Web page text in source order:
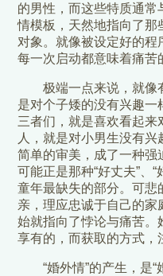
的男性，而这些特质通常
情模板，天然地指向了那
对象。就像被设定好的程
每一次启动都意味着痛苦
极端一点来说，就像
是对个子矮的没有兴趣一
三者们，就是喜欢看起来
人，就是对小男生没有兴
简单的审美，成了一种强
可能正是那种“好丈夫”、
童年最缺失的部分。可悲
亲，理应忠诚于自己的
始就指向了悖论与痛苦。
享有的，而获取的方式，
“婚外情”的产生，是“